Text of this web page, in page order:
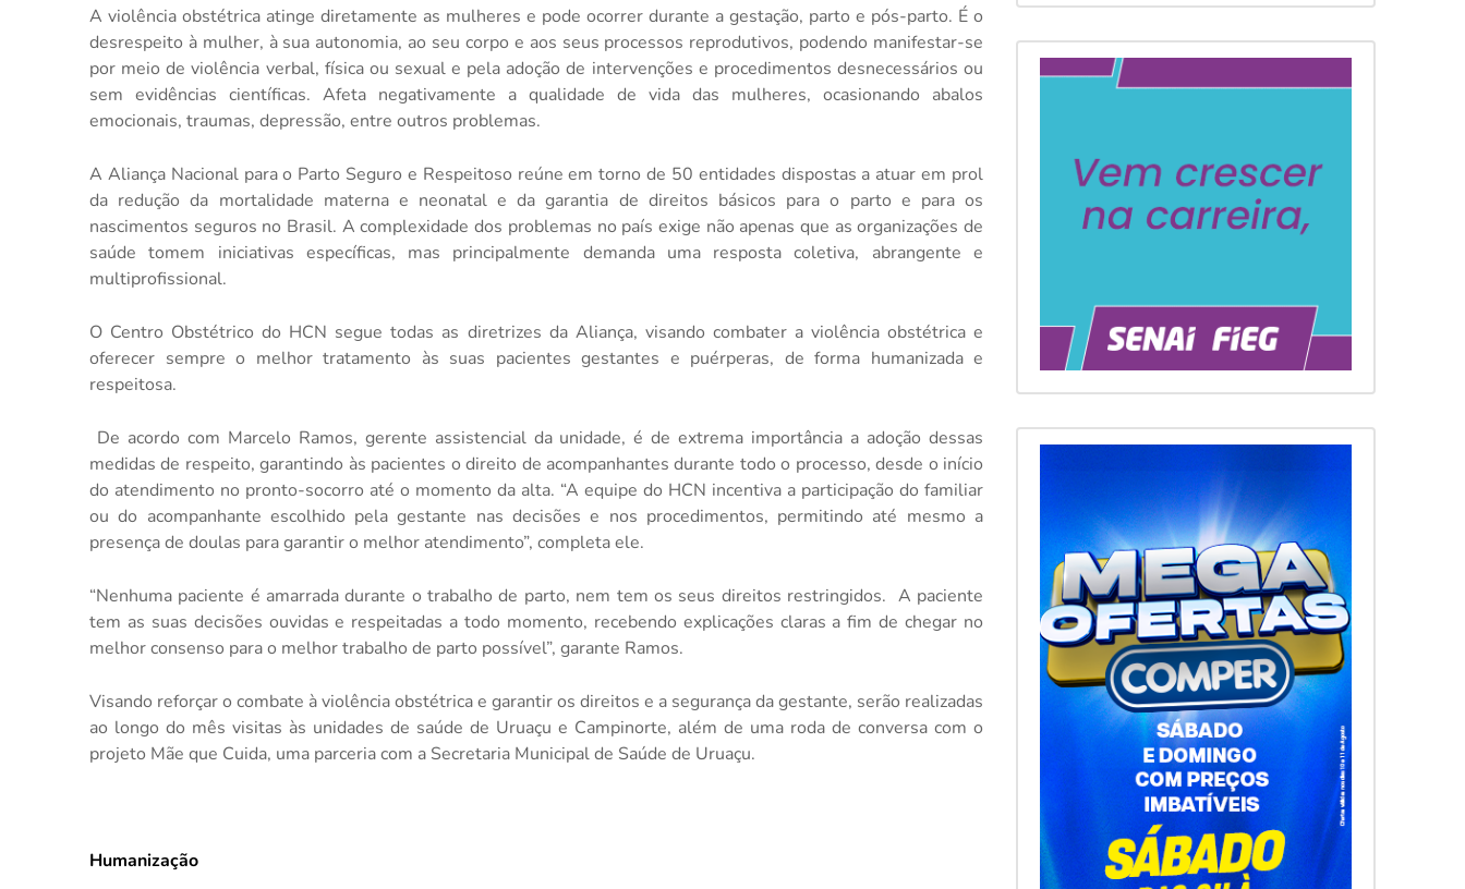
A violência obstétrica atinge diretamente as mulheres e pode ocorrer durante a gestação, parto e pós-parto. É o
desrespeito à mulher, à sua autonomia, ao seu corpo e aos seus processos reprodutivos, podendo manifestar-se
por meio de violência verbal, física ou sexual e pela adoção de intervenções e procedimentos desnecessários ou
sem evidências científicas. Afeta negativamente a qualidade de vida das mulheres, ocasionando abalos
emocionais, traumas, depressão, entre outros problemas.
A Aliança Nacional para o Parto Seguro e Respeitoso reúneem torno de 50 entidades dispostas a atuar em prol
da redução da mortalidade materna e neonatal e da garantia de direitos básicos para o parto e para os
nascimentos seguros no Brasil. A complexidade dos problemas no país exige não apenas que as organizações de
saúde tomem iniciativas específicas, mas principalmente demanda uma resposta coletiva, abrangente e
multiprofissional.
O Centro Obstétrico do HCN segue todas as diretrizes da Aliança, visando combater a violência obstétrica e
oferecer sempre o melhor tratamento às suas pacientes gestantes e puérperas, de forma humanizada e
respeitosa.
De acordo com Marcelo Ramos, gerente assistencial da unidade, é de extrema importância a adoção dessas
medidas de respeito, garantindo às pacientes o direito de acompanhantes durante todo o processo, desde o início
do atendimento no pronto-socorro até o momento da alta. “A equipe do HCN incentiva a participação do familiar
ou do acompanhante escolhido pela gestante nas decisões e nos procedimentos, permitindo até mesmo a
presença de doulas para garantir o melhor atendimento”, completa ele.
“Nenhuma paciente é amarrada durante o trabalho de parto, nem tem os seus direitos restringidos. A paciente
tem as suas decisões ouvidas e respeitadas a todo momento, recebendo explicações claras a fim de chegar no
melhor consenso para o melhor trabalho de parto possível”, garante Ramos.
Visando reforçar o combate à violência obstétrica e garantir os direitos e a segurança da gestante, serão realizadas
ao longo do mês visitas às unidades de saúde de Uruaçu e Campinorte, além de uma roda de conversa com o
projeto Mãe que Cuida, uma parceria com a Secretaria Municipal de Saúde de Uruaçu.
Humanização